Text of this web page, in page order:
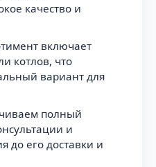
качество и
включает
котлов, что
вариант для
полный
и
до его доставки и